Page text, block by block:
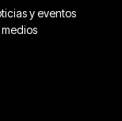
y eventos